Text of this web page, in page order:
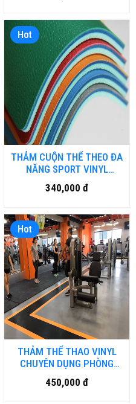
Hot
THẢM CUỘN THỂ THEO ĐA
NĂNG SPORT VINYL
FLOORING MASF6
340,000 đ
Hot
THẢM THỂ THAO VINYL
CHUYÊN DỤNG PHÒNG
GYM - FITNESS DÀY 5MM
SINO
450,000 đ